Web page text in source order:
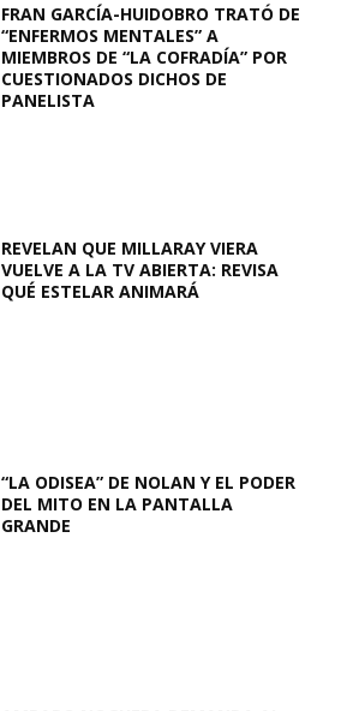
FRAN GARCÍA-HUIDOBRO TRATÓ DE
“ENFERMOS MENTALES” A
MIEMBROS DE “LA COFRADÍA” POR
CUESTIONADOS DICHOS DE
PANELISTA
REVELAN QUE MILLARAY VIERA
VUELVE A LA TV ABIERTA: REVISA
QUÉ ESTELAR ANIMARÁ
“LA ODISEA” DE NOLAN Y EL PODER
DEL MITO EN LA PANTALLA
GRANDE